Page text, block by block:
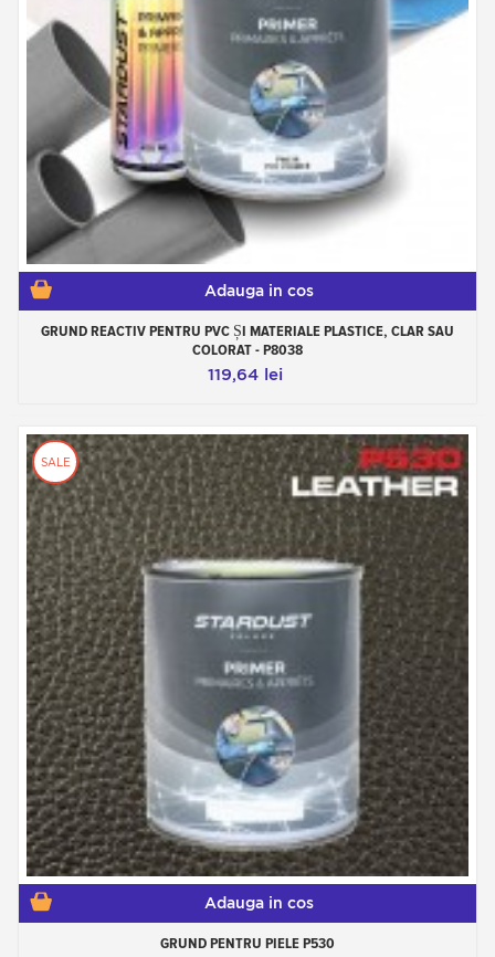
Adauga in cos
GRUND REACTIV PENTRU PVC ȘI MATERIALE PLASTICE, CLAR SAU
COLORAT - P8038
119,64 lei
SALE
Adauga in cos
GRUND PENTRU PIELE P530